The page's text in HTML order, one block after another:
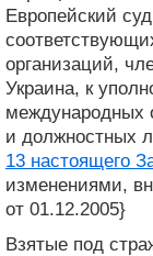
Европейский
организаций,
Украина, к
международных
и должностных
13 настоящего
изменениями,
от 01.12.2005}
Взятые под